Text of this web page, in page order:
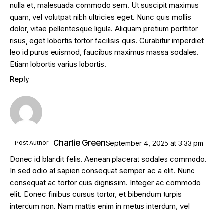
nulla et, malesuada commodo sem. Ut suscipit maximus
quam, vel volutpat nibh ultricies eget. Nunc quis mollis
dolor, vitae pellentesque ligula. Aliquam pretium porttitor
risus, eget lobortis tortor facilisis quis. Curabitur imperdiet
leo id purus euismod, faucibus maximus massa sodales.
Etiam lobortis varius lobortis.
Reply
Post Author Charlie GreenSeptember 4, 2025 at 3:33 pm
Donec id blandit felis. Aenean placerat sodales commodo.
In sed odio at sapien consequat semper ac a elit. Nunc
consequat ac tortor quis dignissim. Integer ac commodo
elit. Donec finibus cursus tortor, et bibendum turpis
interdum non. Nam mattis enim in metus interdum, vel